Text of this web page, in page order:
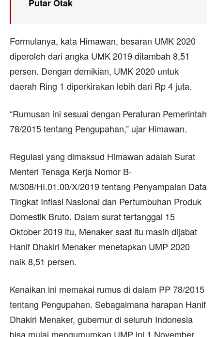
Putar Otak
Formulanya, kata Himawan, besaran UMK 2020
diperoleh dari angka UMK 2019 ditambah 8,51
persen. Dengan demikian, UMK 2020 untuk
daerah Ring 1 diperkirakan lebih dari Rp 4 juta.
“Rumusan ini sesuai dengan Peraturan Pemerintah
78/2015 tentang Pengupahan,” ujar Himawan.
Regulasi yang dimaksud Himawan adalah Surat
Menteri Tenaga Kerja Nomor B-
M/308/HI.01.00/X/2019 tentang Penyampaian Data
Tingkat Inflasi Nasional dan Pertumbuhan Produk
Domestik Bruto. Dalam surat tertanggal 15
Oktober 2019 itu, Menaker saat itu masih dijabat
Hanif Dhakiri Menaker menetapkan UMP 2020
naik 8,51 persen.
Kenaikan ini memakai rumus di dalam PP 78/2015
tentang Pengupahan. Sebagaimana harapan Hanif
Dhakiri Menaker, gubernur di seluruh Indonesia
bisa mulai mengumumkan UMP ini 1 November.